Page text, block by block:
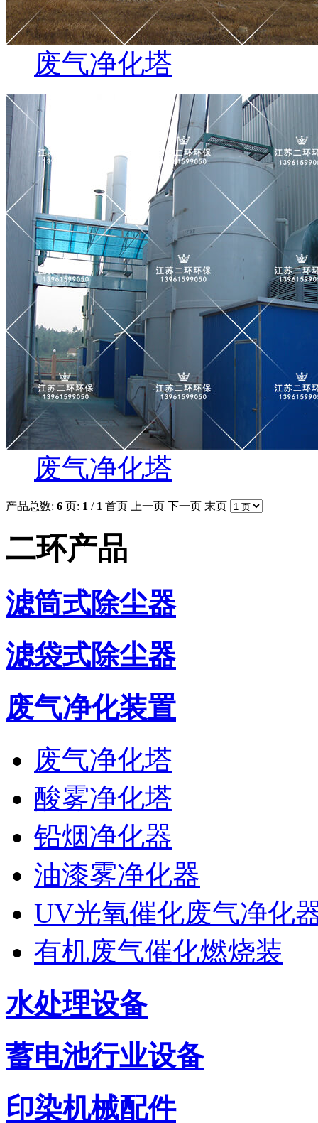
废气净化塔
废气净化塔
产品总数: 6 页: 1 / 1 首页 上一页 下一页 末页
二环产品
滤筒式除尘器
滤袋式除尘器
废气净化装置
废气净化塔
酸雾净化塔
铅烟净化器
油漆雾净化器
UV光氧催化废气净化
有机废气催化燃烧装
水处理设备
蓄电池行业设备
印染机械配件